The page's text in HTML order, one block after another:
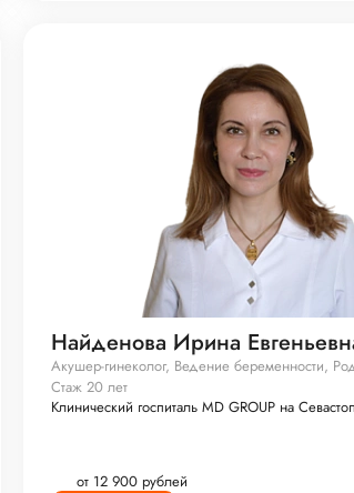
Найденова Ирина
Акушер-гинеколог, Ведение беременности,
Стаж 20 лет
Клинический госпиталь MD GROUP на
от 12 900 рублей